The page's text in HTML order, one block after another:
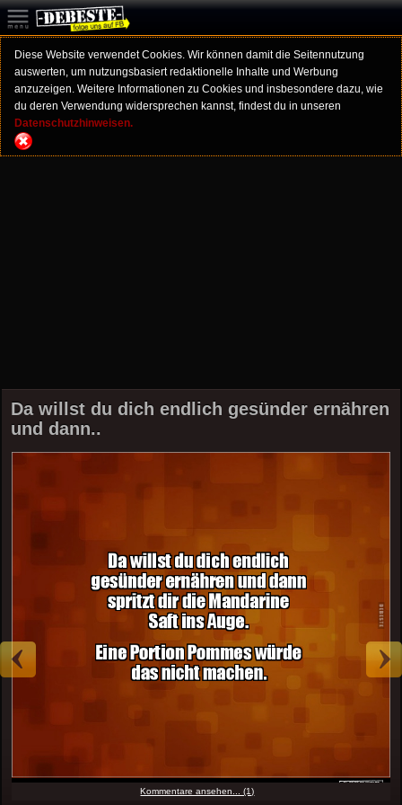
Diese Website verwendet Cookies. Wir können damit die Seitennutzung
auswerten, um nutzungsbasiert redaktionelle Inhalte und Werbung
anzuzeigen. Weitere Informationen zu Cookies und insbesondere dazu, wie
du deren Verwendung widersprechen kannst, findest du in unseren
Datenschutzhinweisen.
Da willst du dich endlich gesünder ernähren
und dann..
Kommentare ansehen... (1)